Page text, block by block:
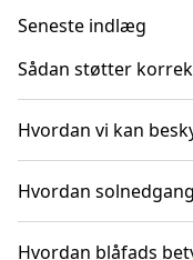
Seneste indlæg
Sådan støtter
Hvordan vi kan
Hvordan
Hvordan blåfads